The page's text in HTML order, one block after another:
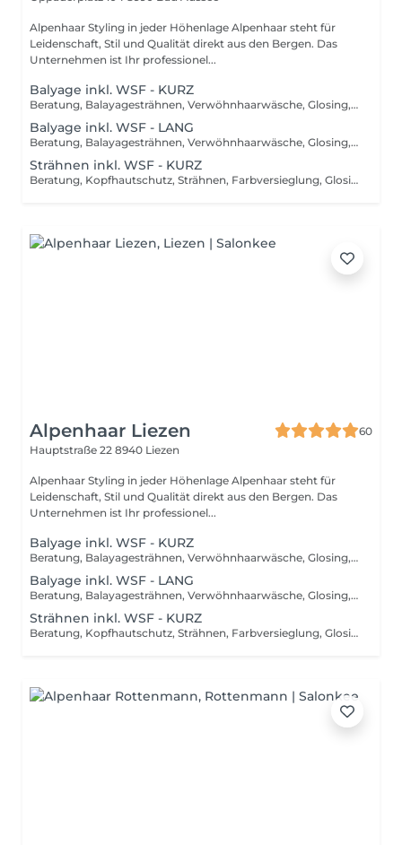
Alpenhaar Styling in jeder Höhenlage Alpenhaar steht für
Leidenschaft, Stil und Qualität direkt aus den Bergen. Das
Unternehmen ist Ihr professionel...
Balyage inkl. WSF - KURZ
Beratung, Balayagesträhnen, Verwöhnhaarwäsche, Glosing, Farbversiegelung, waschen inkl. Pflegebehandlung, schneiden, föhnen, Styling inkl. Stylingsprodukte, bis Kinn lange Haare, ab
Balyage inkl. WSF - LANG
Beratung, Balayagesträhnen, Verwöhnhaarwäsche, Glosing, Farbversiegelung, waschen inkl. Pflegebehandlung, schneiden, föhnen, Styling inkl. Stylingsprodukte, ab Kinn lange Haare, ab
Strähnen inkl. WSF - KURZ
Beratung, Kopfhautschutz, Strähnen, Farbversieglung, Glosing, waschen inkl. Pflegebehandlung, schneiden, föhnen, Styling inkl. Stylingsprodukte, bis Kinn lange Haare, ab
Alpenhaar Liezen
60
Hauptstraße 22 8940 Liezen
Alpenhaar Styling in jeder Höhenlage Alpenhaar steht für
Leidenschaft, Stil und Qualität direkt aus den Bergen. Das
Unternehmen ist Ihr professionel...
Balyage inkl. WSF - KURZ
Beratung, Balayagesträhnen, Verwöhnhaarwäsche, Glosing, Farbversiegelung, waschen inkl. Pflegebehandlung, schneiden, föhnen, Styling inkl. Stylingsprodukte, bis Kinn lange Haare, ab
Balyage inkl. WSF - LANG
Beratung, Balayagesträhnen, Verwöhnhaarwäsche, Glosing, Farbversiegelung, waschen inkl. Pflegebehandlung, schneiden, föhnen, Styling inkl. Stylingsprodukte, ab Kinn lange Haare, ab
Strähnen inkl. WSF - KURZ
Beratung, Kopfhautschutz, Strähnen, Farbversieglung, Glosing, waschen inkl. Pflegebehandlung, schneiden, föhnen, Styling inkl. Stylingsprodukte, bis Kinn lange Haare, ab